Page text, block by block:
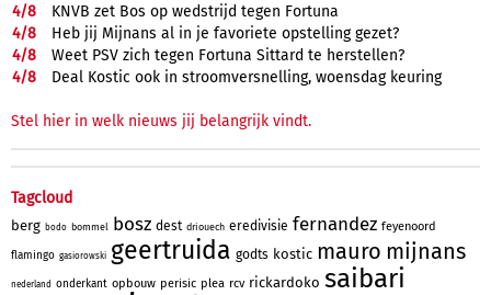
4/8
KNVB zet Bos op wedstrijd tegen Fortuna
4/8
Heb jij Mijnans al in je favoriete opstelling gezet?
4/8
Weet PSV zich tegen Fortuna Sittard te herstellen?
4/8 Deal Kostic ook in stroomversnelling, woensdag keuring
Stel hier in welk nieuws jij belangrijk vindt.
Tagcloud
berg bodo bommel bosz dest driouech eredivisie fernandez feyenoord
flamingo gasiorowski geertruida godts kostic mauro mijnans
nederland onderkant opbouw perisic plea rcv rickardoko saibari